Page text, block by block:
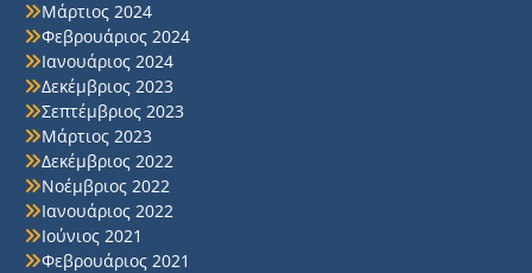
Μάρτιος 2024
Φεβρουάριος 2024
Ιανουάριος 2024
Δεκέμβριος 2023
Σεπτέμβριος 2023
Μάρτιος 2023
Δεκέμβριος 2022
Νοέμβριος 2022
Ιανουάριος 2022
Ιούνιος 2021
Φεβρουάριος 2021